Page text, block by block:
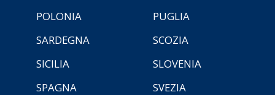
POLONIA
PUGLIA
SARDEGNA
SCOZIA
SICILIA
SLOVENIA
SPAGNA
SVEZIA